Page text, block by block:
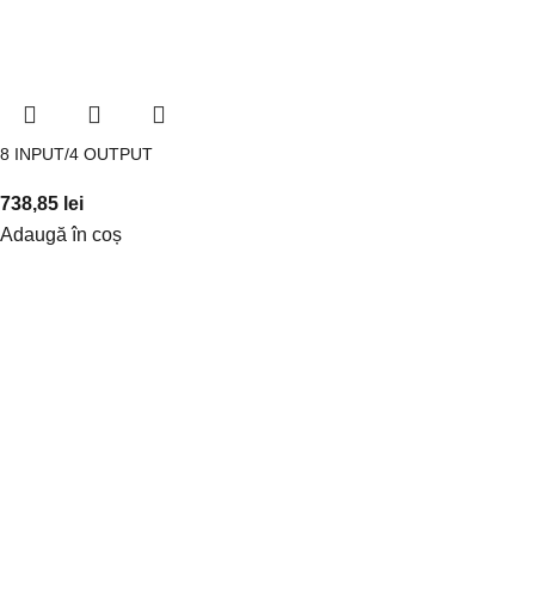
8 INPUT/4 OUTPUT
738,85 lei
Adaugă în coș